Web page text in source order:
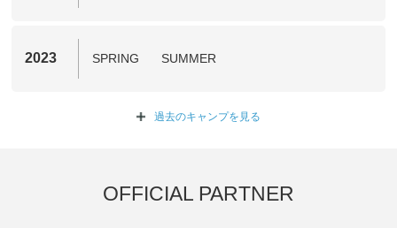
2023 SPRING SUMMER
過去のキャンプを 見る
OFFICIAL PARTNER